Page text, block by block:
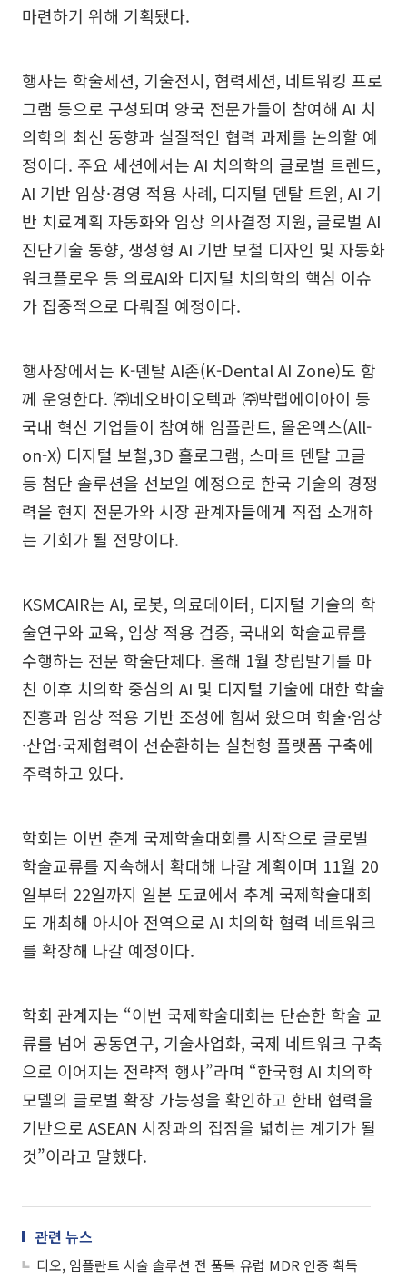
마련하기 위해 기획됐다.
행사는 학술세션, 기술전시, 협력세션, 네트워킹 프로
그램 등으로 구성되며 양국 전문가들이 참여해 AI 치
의학의 최신 동향과 실질적인 협력 과제를 논의할 예
정이다. 주요 세션에서는 AI 치의학의 글로벌 트렌드,
AI 기반 임상·경영 적용 사례, 디지털 덴탈 트윈, AI 기
반 치료계획 자동화와 임상 의사결정 지원, 글로벌 AI
진단기술 동향, 생성형 AI 기반 보철 디자인 및 자동화
워크플로우 등 의료AI와 디지털 치의학의 핵심 이슈
가 집중적으로 다뤄질 예정이다.
행사장에서는 K-덴탈 AI존(K-Dental AI Zone)도 함
께 운영한다. ㈜네오바이오텍과 ㈜박랩에이아이 등
국내 혁신 기업들이 참여해 임플란트, 올온엑스(All-
on-X) 디지털 보철,3D 홀로그램, 스마트 덴탈 고글
등 첨단 솔루션을 선보일 예정으로 한국 기술의 경쟁
력을 현지 전문가와 시장 관계자들에게 직접 소개하
는 기회가 될 전망이다.
KSMCAIR는 AI, 로봇, 의료데이터, 디지털 기술의 학
술연구와 교육, 임상 적용 검증, 국내외 학술교류를
수행하는 전문 학술단체다. 올해 1월 창립발기를 마
친 이후 치의학 중심의 AI 및 디지털 기술에 대한 학술
진흥과 임상 적용 기반 조성에 힘써 왔으며 학술·임상
·산업·국제협력이 선순환하는 실천형 플랫폼 구축에
주력하고 있다.
학회는 이번 춘계 국제학술대회를 시작으로 글로벌
학술교류를 지속해서 확대해 나갈 계획이며 11월 20
일부터 22일까지 일본 도쿄에서 추계 국제학술대회
도 개최해 아시아 전역으로 AI 치의학 협력 네트워크
를 확장해 나갈 예정이다.
학회 관계자는 “이번 국제학술대회는 단순한 학술 교
류를 넘어 공동연구, 기술사업화, 국제 네트워크 구축
으로 이어지는 전략적 행사”라며 “한국형 AI 치의학
모델의 글로벌 확장 가능성을 확인하고 한태 협력을
기반으로 ASEAN 시장과의 접점을 넓히는 계기가 될
것”이라고 말했다.
관련 뉴스
디오, 임플란트 시술 솔루션 전 품목 유럽 MDR 인증 획득